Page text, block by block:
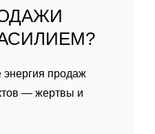
энергия продаж
— жертвы и